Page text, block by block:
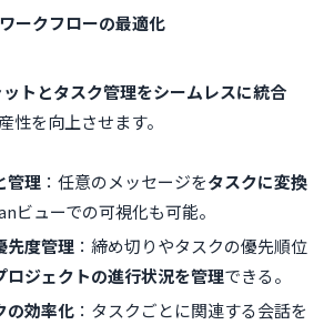
ークフローの最適化
トとタスク管理をシームレスに統合
性を向上させます。
管理 ：任意のメッセージをタスクに変換
ビューでの可視化も可能。
先度管理 ：締め切りやタスクの優先順位
ロジェクトの進行状況を管理できる。
の効率化 ：タスクごとに関連する会話を